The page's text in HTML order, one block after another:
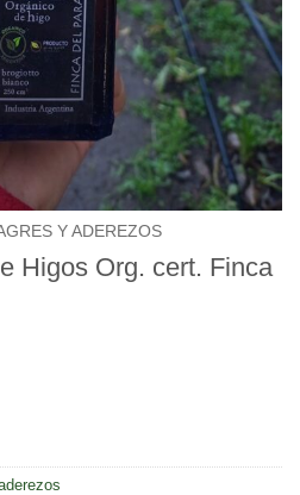
Y ADEREZOS
Higos Org. cert. Finca